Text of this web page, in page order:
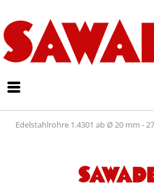
Edelstahlrohre 1.4301 ab Ø 20 mm -